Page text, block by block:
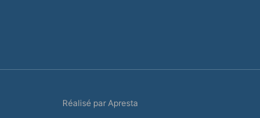
Réalisé par Apresta